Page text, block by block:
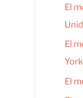
El
El
El